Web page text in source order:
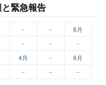
緊急報告
– –
6月
– – –
4月 –
6月
– – –